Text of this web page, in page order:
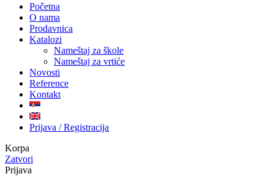
Početna
O nama
Prodavnica
Katalozi
Nameštaj za škole
Nameštaj za vrtiće
Novosti
Reference
Kontakt
Prijava / Registracija
Korpa
Zatvori
Prijava